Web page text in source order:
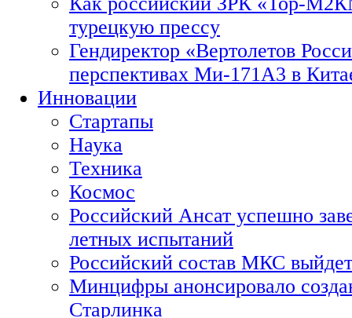
турецкую прессу
Гендиректор «Вертолетов
перспективах Ми-171А3 в
Инновации
Стартапы
Наука
Техника
Космос
Российский Ансат успешно
летных испытаний
Российский состав МКС
Минцифры анонсировало
Старлинка